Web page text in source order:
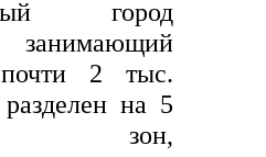
город
занимающий
2 тыс.
на 5
зон,